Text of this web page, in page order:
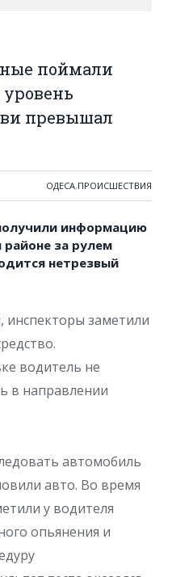
поймали
уровень
превышал
ОДЕСА,ПРОИСШЕСТВИЯ
информацию
за рулем
нетрезвый
инспекторы заметили
водитель не
в направлении
автомобиль
авто. Во время
у водителя
опьянения и